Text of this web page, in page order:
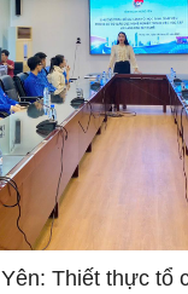
Thiết thực tổ